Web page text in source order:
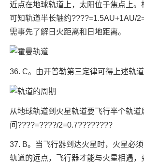
近点在地球轨道上，太阳位于焦点上。
可知轨道半长轴约????=1.5AU+1AU/
需事先了解日火距离和日地距离。
36. C。由开普勒第三定律可得上述轨道
从地球轨道到火星轨道要飞行半个轨
间????=????/2=0.7????????
37. B。当飞行器到达火星时，火星必
轨道的远点，飞行器才能与火星相遇，